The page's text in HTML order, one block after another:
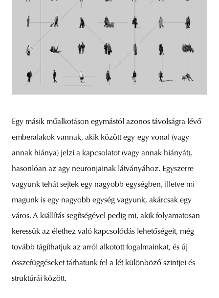
Egy másik műalkotáson egymástól azonos távolságra lévő
emberalakok vannak, akik között egy-egy vonal (vagy
annak hiánya) jelzi a kapcsolatot (vagy annak hiányát),
hasonlóan az agy neuronjainak látványához. Egyszerre
vagyunk tehát sejtek egy nagyobb egységben, illetve mi
magunk is egy nagyobb egység vagyunk, akárcsak egy
város. A kiállítás segítségével pedig mi, akik folyamatosan
keressük az élethez való kapcsolódás lehetőségeit, még
tovább tágíthatjuk az arról alkotott fogalmainkat, és új
összefüggéseket tárhatunk fel a lét különböző szintjei és
struktúrái között.